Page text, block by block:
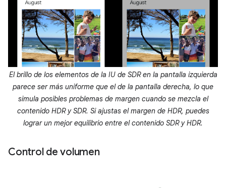
El brillo de los elementos de la IU de SDR en la pantalla izquierda
parece ser más uniforme que el de la pantalla derecha, lo que
simula posibles problemas de margen cuando se mezcla el
contenido HDR y SDR. Si ajustas el margen de HDR, puedes
lograr un mejor equilibrio entre el contenido SDR y HDR.
Control de volumen